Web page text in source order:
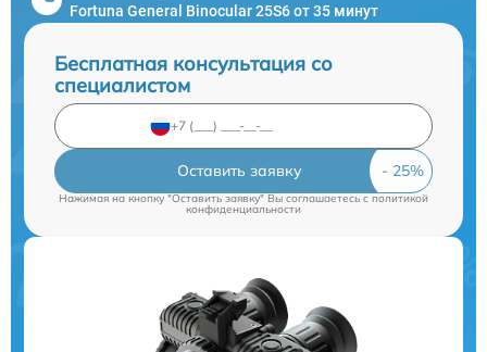
Fortuna General Binocular 25S6 от 35 минут
Бесплатная консультация со
специалистом
Оставить заявку
Нажимая на кнопку "Оставить заявку" Вы соглашаетесь cполитикой
конфиденциальности